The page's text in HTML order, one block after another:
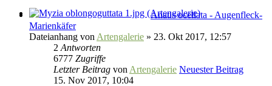
Anatis ocellata - Augenfleck-
Marienkäfer
Dateianhang von Artengalerie » 23. Okt 2017, 12:57
2 Antworten
6777 Zugriffe
Letzter Beitrag von Artengalerie Neuester Beitrag
15. Nov 2017, 10:04